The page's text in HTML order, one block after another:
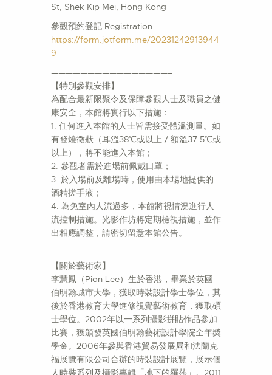
St, Shek Kip Mei, Hong Kong
參觀預約登記 Registration
https://form.jotform.me/20231242913944
9
————————————————–
【特別參觀安排】
為配合最新限聚令及保障參觀人士及職員之健
康安全，本館將實行以下措施：
1. 任何進入本館的人士皆需接受體溫測量。如
有發燒徵狀（耳溫38℃或以上 / 額溫37.5℃或
以上），將不能進入本館；
2. 參觀者需於進場前佩戴口罩；
3. 於入場前及離場時，使用由本場地提供的
酒精搓手液；
4. 為免室內人流過多，本館將視情況進行人
流控制措施。光影作坊將定期檢視措施，並作
出相應調整，請密切留意本館公告。
————————————————–
【關於藝術家】
李慧鳳（Pion Lee）生於香港，畢業於英國
伯明翰城市大學，獲取時裝設計學士學位，其
後於香港教育大學進修視覺藝術教育，獲取碩
士學位。2002年以一系列攝影拼貼作品參加
比賽，獲頒發英國伯明翰藝術設計學院全年奬
學金。2006年參與香港貿易發展局和法蘭克
福展覽有限公司合辦的時裝設計展覽，展示個